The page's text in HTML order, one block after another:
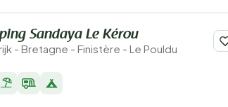
Sandaya Le Kérou
- Bretagne - Finistère - Le Pouldu